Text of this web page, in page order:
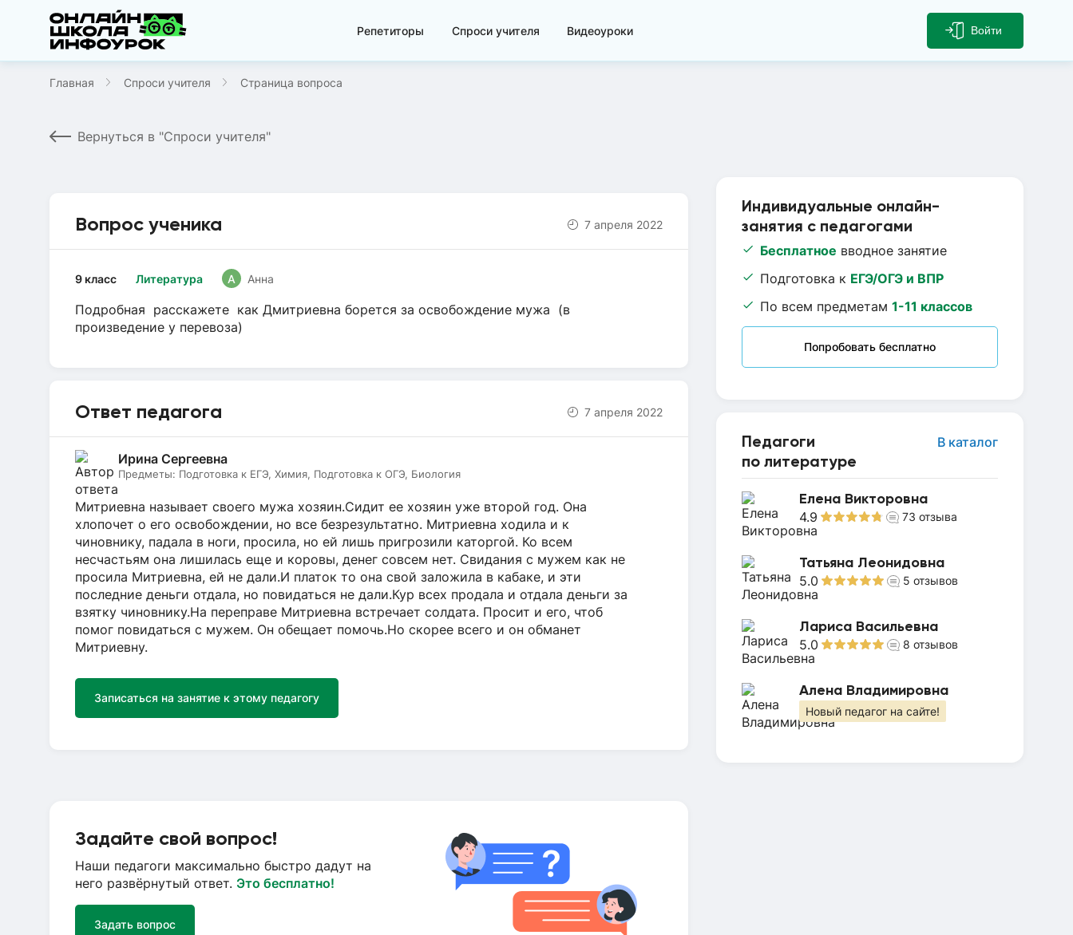
Репетиторы Спроси учителя Видеоуроки Войти
Главная Спроси учителя Страница вопроса
Вернуться в "Спроси учителя"
Индивидуальные онлайн-
занятия с педагогами
Бесплатное вводное занятие
Подготовка к ЕГЭ/ОГЭ и ВПР
По всем предметам 1-11 классов
Попробовать бесплатно
Педагоги
по литературе
В каталог
Елена Викторовна
4.9 73 отзыва
Татьяна Леонидовна
5.0 5 отзывов
Лариса Васильевна
5.0 8 отзывов
Алена Владимировна
Новый педагог на сайте!
Вопрос ученика 7 апреля 2022
Литература
9 класс А Анна
Подробная расскажете как Дмитриевна борется за освобождение мужа (в
произведение у перевоза)
Ответ педагога 7 апреля 2022
Ирина Сергеевна
Предметы: Подготовка к ЕГЭ, Химия, Подготовка к ОГЭ, Биология
Митриевна называет своего мужа хозяин.Сидит ее хозяин уже второй год. Она
хлопочет о его освобождении, но все безрезультатно. Митриевна ходила и к
чиновнику, падала в ноги, просила, но ей лишь пригрозили каторгой. Ко всем
несчастьям она лишилась еще и коровы, денег совсем нет. Свидания с мужем как не
просила Митриевна, ей не дали.И платок то она свой заложила в кабаке, и эти
последние деньги отдала, но повидаться не дали.Кур всех продала и отдала деньги за
взятку чиновнику.На переправе Митриевна встречает солдата. Просит и его, чтоб
помог повидаться с мужем. Он обещает помочь.Но скорее всего и он обманет
Митриевну.
Записаться на занятие к этому педагогу
Задайте свой вопрос!
Наши педагоги максимально быстро дадут на
него развёрнутый ответ. Это бесплатно!
Задать вопрос